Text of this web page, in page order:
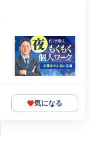
気になる